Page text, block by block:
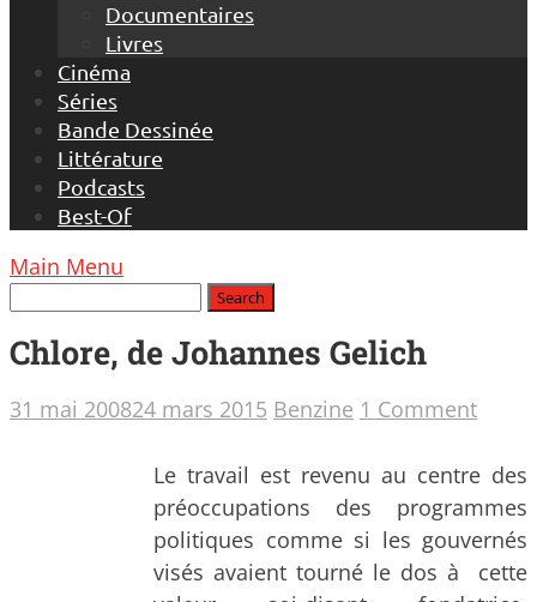
Documentaires
Livres
Cinéma
Séries
Bande Dessinée
Littérature
Podcasts
Best-Of
Main Menu
Chlore, de Johannes Gelich
31 mai 200824 mars 2015 Benzine 1 Comment
Le travail est revenu au centre des
préoccupations des programmes
politiques comme si les gouvernés
visés avaient tourné le dos à cette